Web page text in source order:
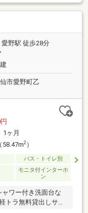
野駅 徒歩28分
市愛野町乙
1ヶ月
58.47m2）
バス・トイレ別
モニタ付インターホ
ン
ワー付き洗面台な
ラ無料貸出しサー